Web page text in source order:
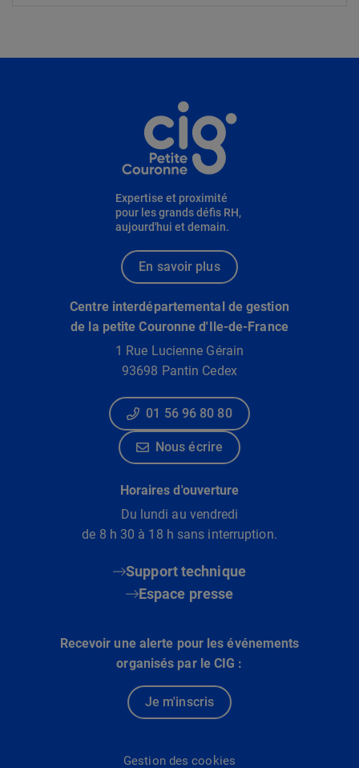
Expertise et proximité
pour les grands défis RH,
aujourd'hui et demain.
En savoir plus
Centre interdépartemental de gestion
de la petite Couronne d'Ile-de-France
1 Rue Lucienne Gérain
93698 Pantin Cedex
01 56 96 80 80
Nous écrire
Horaires d'ouverture
Du lundi au vendredi
de 8 h 30 à 18 h sans interruption.
Support technique
Espace presse
Recevoir une alerte pour les événements
organisés par le CIG :
Je m'inscris
Gestion des cookies